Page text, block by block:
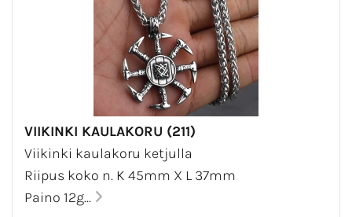
VIIKINKI KAULAKORU (211)
Viikinki kaulakoru ketjulla
Riipus koko n. K 45mm X L 37mm
Paino 12g...